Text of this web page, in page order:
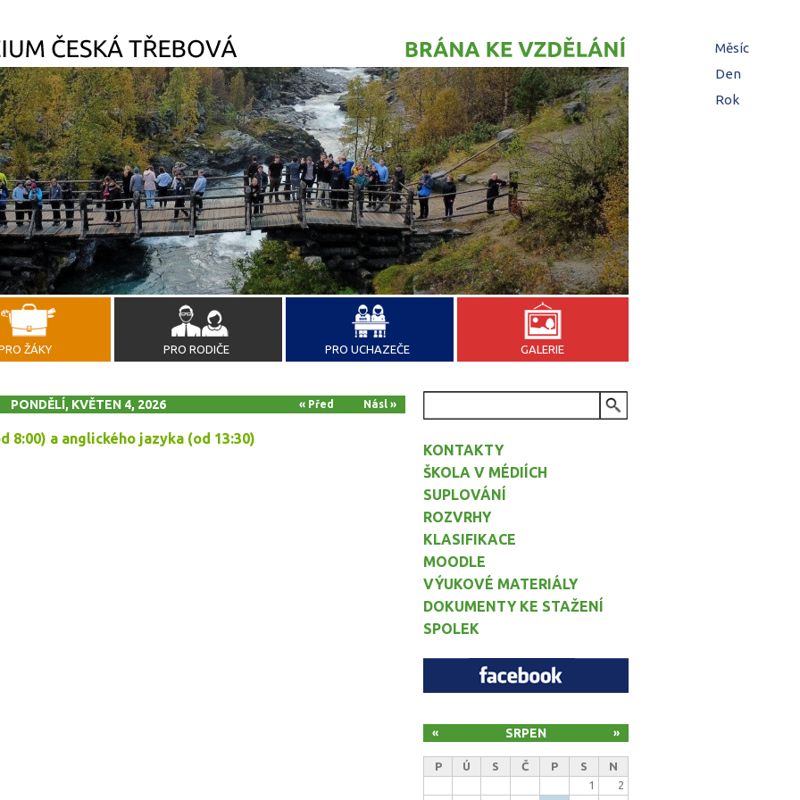
ŽÁKY PRO RODIČE PRO UCHAZEČE GALERIE
PONDĚLÍ, KVĚTEN 4, 2026 « Před Násl »
a anglického jazyka (od 13:30)
KONTAKTY
ŠKOLA V MÉDIÍCH
SUPLOVÁNÍ
ROZVRHY
KLASIFIKACE
MOODLE
VÝUKOVÉ MATERIÁLY
DOKUMENTY KE STAŽENÍ
SPOLEK
SRPEN
« »
P Ú S Č P S
N
1
2
Měsíc
Den(aktivní
Rok